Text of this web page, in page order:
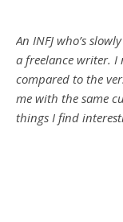
An INFJ who’s
a freelance writer.
compared to the
me with the same
things I find